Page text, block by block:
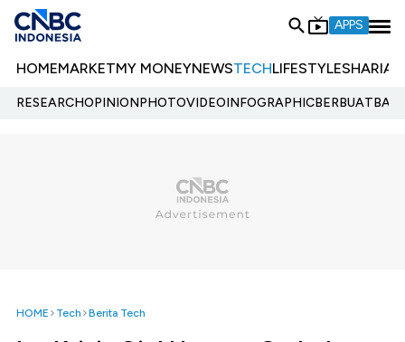
APPS
HOMEMARKETMY MONEYNEWSTECHLIFESTYLESHARIA
RESEARCHOPINIONPHOTOVIDEOINFOGRAPHIC
HOME Tech Berita Tech